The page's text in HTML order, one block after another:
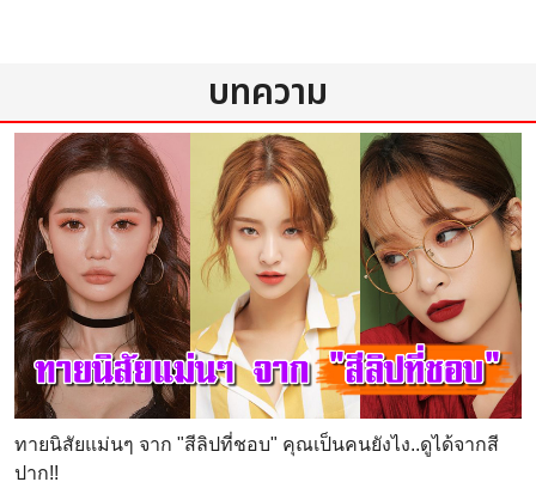
บทความ
ทายนิสัยแม่นๆ จาก "สีลิปที่ชอบ" คุณเป็นคนยังไง..ดูได้จากสี
ปาก!!